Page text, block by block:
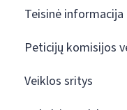
Teisinė informacija
Peticijų komisijos
Veiklos sritys